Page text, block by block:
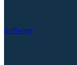
Software